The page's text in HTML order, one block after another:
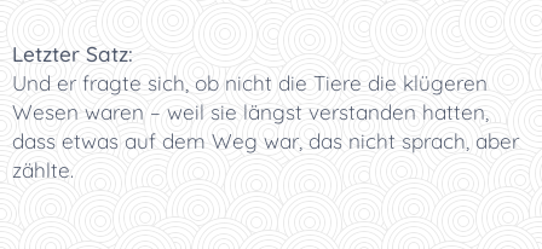
Letzter Satz:
Und er fragte sich, ob nicht die Tiere die klügeren
Wesen waren – weil sie längst verstanden hatten,
dass etwas auf dem Weg war, das nicht sprach, aber
zählte.